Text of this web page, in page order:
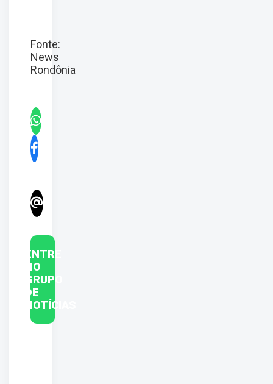
Fonte:
News
Rondônia
ENTRE
NO
GRUPO
DE
NOTÍCIAS